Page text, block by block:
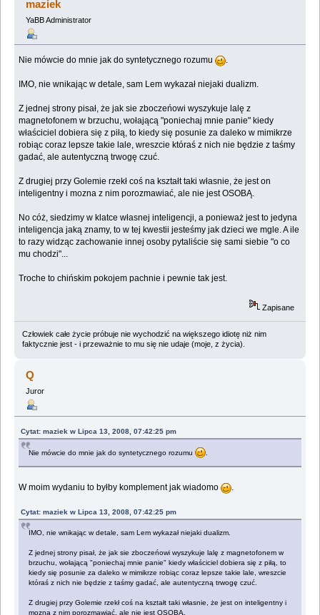
maziek
YaBB Administrator
Nie mówcie do mnie jak do syntetycznego rozumu
IMO, nie wnikając w detale, sam Lem wykazał niejaki dualizm.
Z jednej strony pisał, że jak sie zboczeńowi wyszykuje lalę z
magnetofonem w brzuchu, wołającą "poniechaj mnie panie" kiedy
właściciel dobiera się z piłą, to kiedy się posunie za daleko w mimikrze
robiąc coraz lepsze takie lale, wreszcie któraś z nich nie będzie z taśmy
gadać, ale autentyczną trwogę czuć.
Z drugiej przy Golemie rzekł coś na kształt taki własnie, że jest on
inteligentny i mozna z nim porozmawiać, ale nie jest OSOBĄ.
No cóż, siedzimy w klatce własnej inteligencji, a ponieważ jest to jedyna
inteligencja jaką znamy, to w tej kwestii jesteśmy jak dzieci we mgle. A ile
to razy widząc zachowanie innej osoby pytaliście się sami siebie "o co
mu chodzi"...
Troche to chińskim pokojem pachnie i pewnie tak jest.
Zapisane
Człowiek całe życie próbuje nie wychodzić na większego idiotę niż nim
faktycznie jest - i przeważnie to mu się nie udaje (moje, z życia).
Q
Juror
Cytat: maziek w Lipca 13, 2008, 07:42:25 pm
Nie mówcie do mnie jak do syntetycznego rozumu
W moim wydaniu to byłby komplement jak wiadomo .
Cytat: maziek w Lipca 13, 2008, 07:42:25 pm
IMO, nie wnikając w detale, sam Lem wykazał niejaki dualizm.
Z jednej strony pisał, że jak sie zboczeńowi wyszykuje lalę z magnetofonem w
brzuchu, wołającą "poniechaj mnie panie" kiedy właściciel dobiera się z piłą, to
kiedy się posunie za daleko w mimikrze robiąc coraz lepsze takie lale, wreszcie
któraś z nich nie będzie z taśmy gadać, ale autentyczną trwogę czuć.
Z drugiej przy Golemie rzekł coś na kształt taki własnie, że jest on inteligentny i
mozna z nim porozmawiać, ale nie jest OSOBĄ.